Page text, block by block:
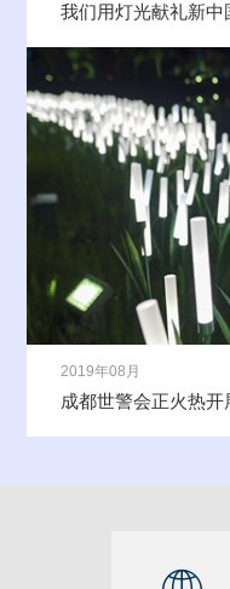
我们用灯光献礼新中
2019年08月